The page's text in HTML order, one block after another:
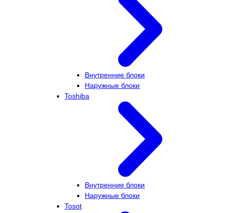
Внутренние блоки
Наружные блоки
Toshiba
Внутренние блоки
Наружные блоки
Tosot